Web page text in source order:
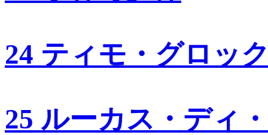
24 ティモ・グロッ
25 ルーカス・ディ